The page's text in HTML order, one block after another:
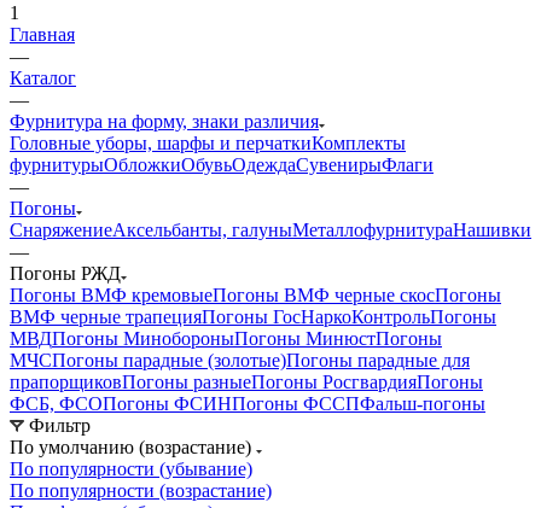
1
Главная
—
Каталог
—
Фурнитура на форму, знаки различия
Головные уборы, шарфы и перчаткиКомплекты
фурнитурыОбложкиОбувьОдеждаСувенирыФлаги
—
Погоны
СнаряжениеАксельбанты, галуныМеталлофурнитураНашивки
—
Погоны РЖД
Погоны ВМФ кремовыеПогоны ВМФ черные скосПогоны
ВМФ черные трапецияПогоны ГосНаркоКонтрольПогоны
МВДПогоны МинобороныПогоны МинюстПогоны
МЧСПогоны парадные (золотые)Погоны парадные для
прапорщиковПогоны разныеПогоны РосгвардияПогоны
ФСБ, ФСОПогоны ФСИНПогоны ФССПФальш-погоны
Фильтр
По умолчанию (возрастание)
По популярности (убывание)
По популярности (возрастание)